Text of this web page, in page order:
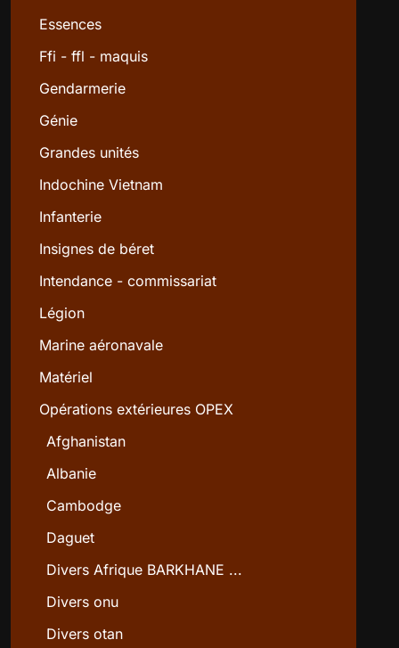
Essences
Ffi - ffl - maquis
Gendarmerie
Génie
Grandes unités
Indochine Vietnam
Infanterie
Insignes de béret
Intendance - commissariat
Légion
Marine aéronavale
Matériel
Opérations extérieures OPEX
Afghanistan
Albanie
Cambodge
Daguet
Divers Afrique BARKHANE ...
Divers onu
Divers otan